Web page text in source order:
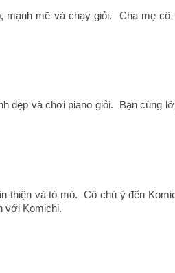
mạnh mẽ và chạy giỏi.  Cha mẹ
đẹp và chơi piano giỏi.  Bạn cùng
thiện và tò mò.  Cô chú ý đến
với Komichi.